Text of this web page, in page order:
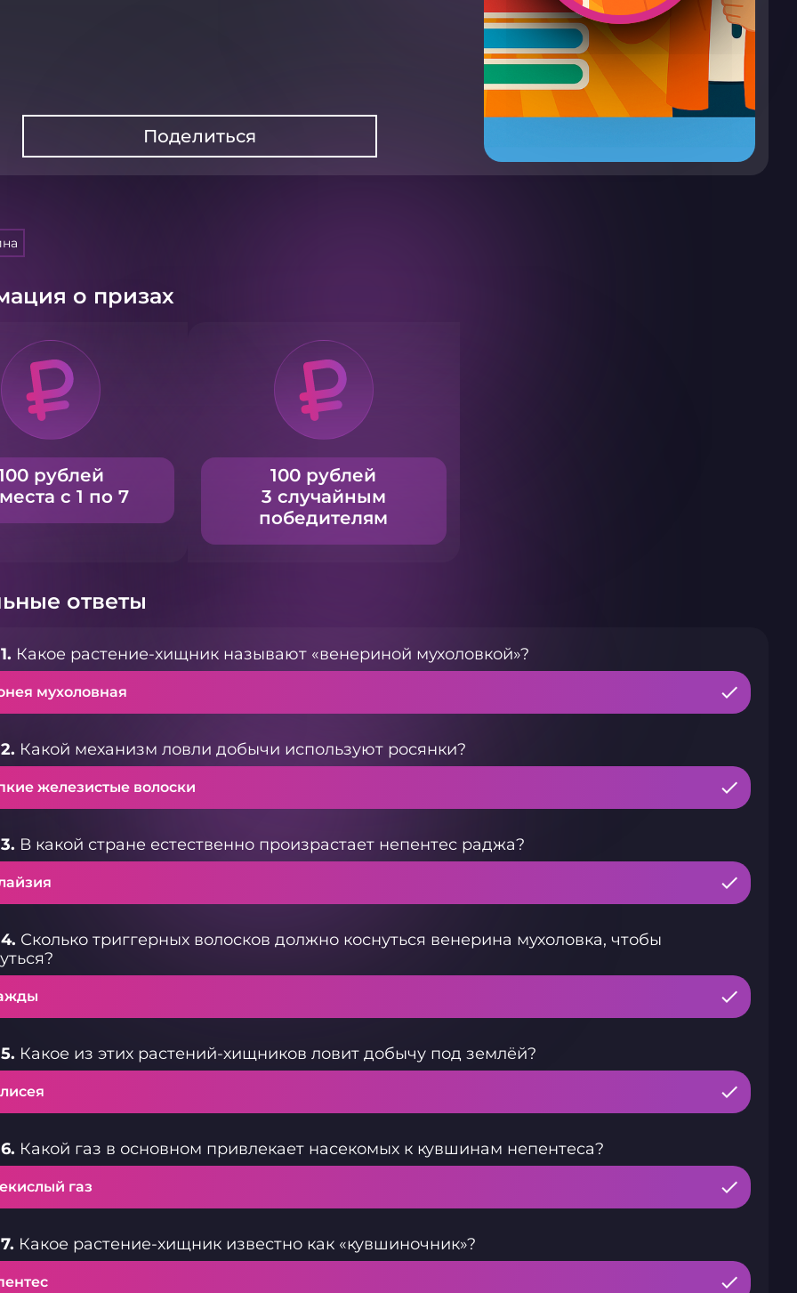
Поделиться
о призах
рублей
с 1 по 7
100 рублей
3 случайным
победителям
ответы
Какое растение-хищник называют «венериной мухоловкой»?
мухоловная
Какой механизм ловли добычи используют росянки?
железистые волоски
В какой стране естественно произрастает непентес раджа?
Сколько триггерных волосков должно коснуться венерина мухоловка, чтобы
Какое из этих растений-хищников ловит добычу под землёй?
Какой газ в основном привлекает насекомых к кувшинам непентеса?
газ
Какое растение-хищник известно как «кувшиночник»?